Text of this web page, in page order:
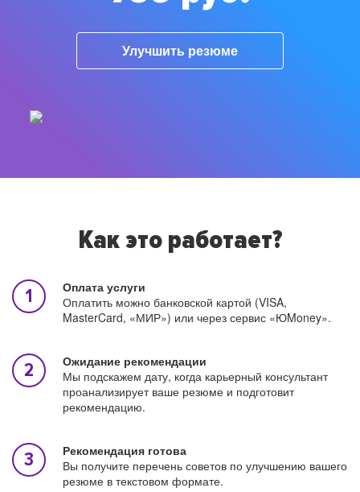
Улучшить резюме
Как это работает?
Оплата услуги
Оплатить можно банковской картой (VISA,
MasterCard, «МИР») или через сервис «ЮMoney».
Ожидание рекомендации
Мы подскажем дату, когда карьерный консультант
проанализирует ваше резюме и подготовит
рекомендацию.
Рекомендация готова
Вы получите перечень советов по улучшению вашего
резюме в текстовом формате.